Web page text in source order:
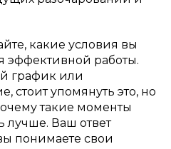
какие условия вы
эффективной работы.
график или
стоит упомянуть это, но
такие моменты
лучше. Ваш ответ
понимаете свои